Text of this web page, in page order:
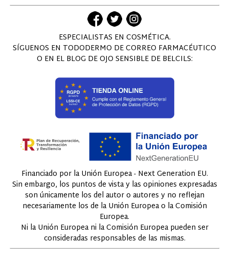
ESPECIALISTAS EN COSMÉTICA.
SÍGUENOS EN TODODERMO DE CORREO FARMACÉUTICO
O EN EL BLOG DE OJO SENSIBLE DE BELCILS:
Financiado por la Unión Europea - Next Generation EU.
Sin embargo, los puntos de vista y las opiniones expresadas
son únicamente los del autor o autores y no reflejan
necesariamente los de la Unión Europea o la Comisión
Europea.
Ni la Unión Europea ni la Comisión Europea pueden ser
consideradas responsables de las mismas.